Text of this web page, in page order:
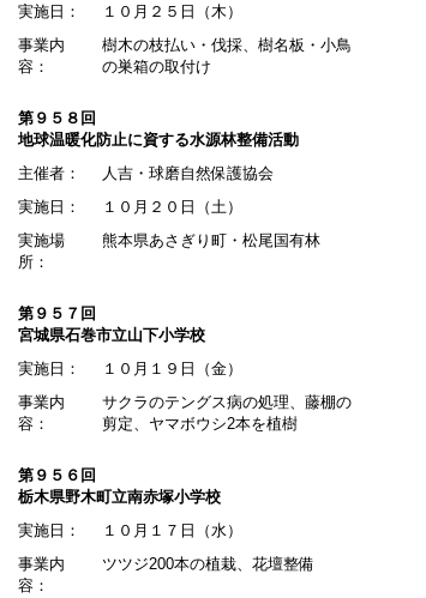
実施日：
１０月２５日（木）
事業内
容：
樹木の枝払い・伐採、樹名板・小鳥
の巣箱の取付け
第９５８回
地球温暖化防止に資する水源林整備活動
主催者：
人吉・球磨自然保護協会
実施日：
１０月２０日（土）
実施場
所：
熊本県あさぎり町・松尾国有林
第９５７回
宮城県石巻市立山下小学校
実施日：
１０月１９日（金）
事業内
容：
サクラのテングス病の処理、藤棚の
剪定、ヤマボウシ2本を植樹
第９５６回
栃木県野木町立南赤塚小学校
実施日：
１０月１７日（水）
事業内
容：
ツツジ200本の植栽、花壇整備